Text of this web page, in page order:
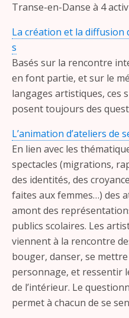
Transe-en-Danse à 4
La création et la diffusion
s
Basés sur la rencontre
en font partie, et sur le
langages artistiques, ces
posent toujours des
L’animation d’ateliers de
En lien avec les
spectacles (migrations,
des identités, des
faites aux femmes…) des
amont des
publics scolaires. Les
viennent à la rencontre
bouger, danser, se
personnage, et ressentir
de l’intérieur. Le
permet à chacun de se